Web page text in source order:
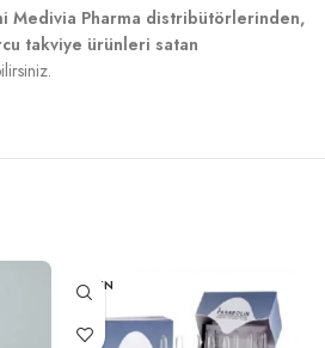
Medivia Pharma distribütörlerinden,
takviye ürünleri satan
TÜKEN
DI